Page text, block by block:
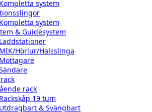
Kompletta system
Kompletta system
& Guidesystem
Laddstationer
MIK/Hörlur/Halsslinga
Mottagare
rack
Rackskåp 19 tum
Utdragbart & Svängbart